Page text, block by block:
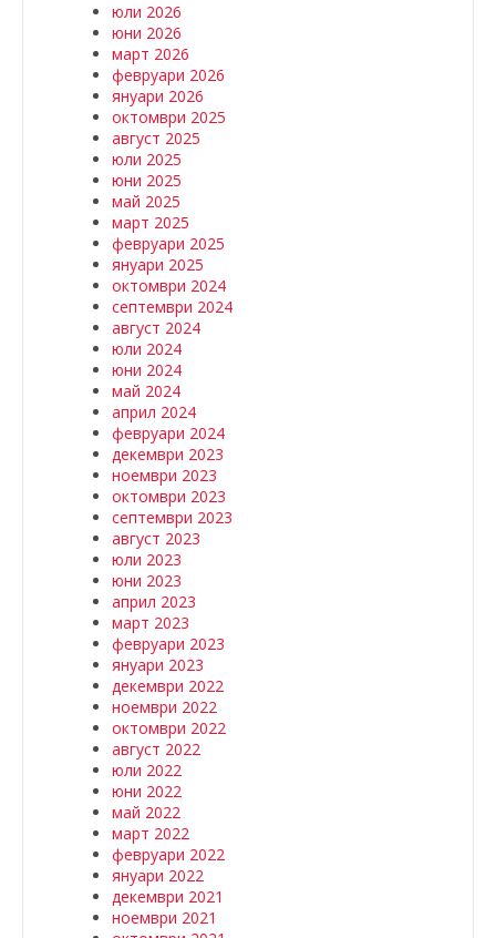
юли 2026
юни 2026
март 2026
февруари 2026
януари 2026
октомври 2025
август 2025
юли 2025
юни 2025
май 2025
март 2025
февруари 2025
януари 2025
октомври 2024
септември 2024
август 2024
юли 2024
юни 2024
май 2024
април 2024
февруари 2024
декември 2023
ноември 2023
октомври 2023
септември 2023
август 2023
юли 2023
юни 2023
април 2023
март 2023
февруари 2023
януари 2023
декември 2022
ноември 2022
октомври 2022
август 2022
юли 2022
юни 2022
май 2022
март 2022
февруари 2022
януари 2022
декември 2021
ноември 2021